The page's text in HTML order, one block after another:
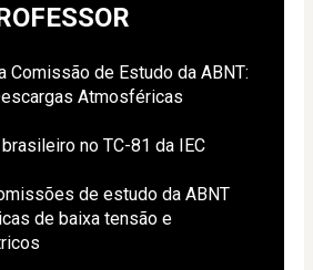
Comissão de Estudo da ABNT:
Atmosféricas
no TC-81 da IEC
de estudo da ABNT
de baixa tensão e